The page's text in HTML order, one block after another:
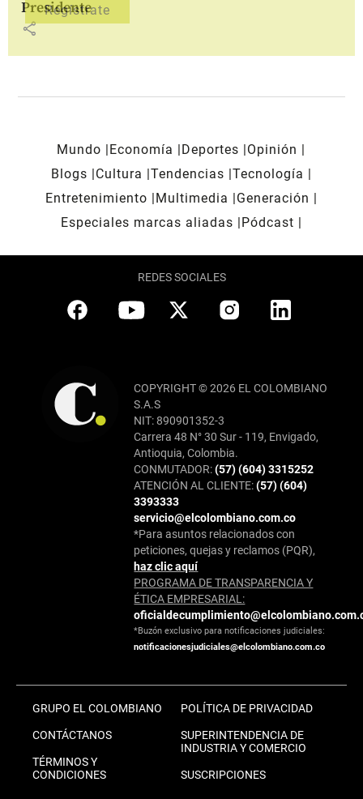
Presidente
share
Mundo Economía Deportes
Opinión
Blogs
Cultura Tendencias Tecnología
Entretenimiento
Multimedia
Generación
Especiales marcas aliadas
Pódcast
REDES SOCIALES
COPYRIGHT © 2026 EL COLOMBIANO
S.A.S
NIT: 890901352-3
Carrera 48 N° 30 Sur - 119, Envigado,
Antioquia, Colombia.
CONMUTADOR:(57) (604) 3315252
ATENCIÓN AL CLIENTE:(57) (604)
3393333
servicio@elcolombiano.com.co
*Para asuntos relacionados con
peticiones, quejas y reclamos (PQR),
haz clic aquí
PROGRAMA DE TRANSPARENCIA Y
ÉTICA EMPRESARIAL:
*Buzón exclusivo para notificaciones judiciales:
notificacionesjudiciales@elcolombiano.com.co
GRUPO EL COLOMBIANO
CONTÁCTANOS
TÉRMINOS Y
CONDICIONES
POLÍTICA DE PRIVACIDAD
SUPERINTENDENCIA DE
INDUSTRIA Y COMERCIO
SUSCRIPCIONES